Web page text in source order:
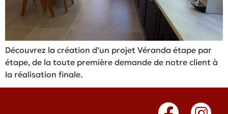
Découvrez la création d’un projet Véranda étape par
étape, de la toute première demande de notre client à
la réalisation finale.